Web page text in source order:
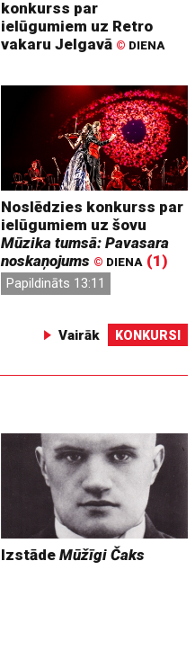
konkurss par
ielūgumiem uz Retro
vakaru Jelgavā © DIENA
Noslēdzies konkurss par
ielūgumiem uz šovu
Mūzika tumsā: Pavasara
noskaņojums © DIENA (1)
Papildināts 13:11
Vairāk KONKURSI
IzstādeMūžīgi Čaks